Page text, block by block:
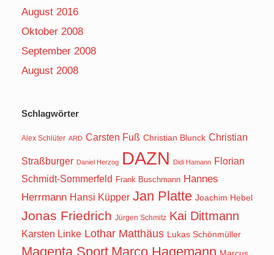
August 2016
Oktober 2008
September 2008
August 2008
Schlagwörter
Alex Schlüter ARD Carsten Fuß Christian Blunck Christian
Straßburger Daniel Herzog DAZN Didi Hamann Florian
Schmidt-Sommerfeld Frank Buschmann Hannes
Herrmann Hansi Küpper Jan Platte Joachim Hebel
Jonas Friedrich Jürgen Schmitz Kai Dittmann
Karsten Linke Lothar Matthäus Lukas Schönmüller
Magenta Sport Marco Hagemann Marcus